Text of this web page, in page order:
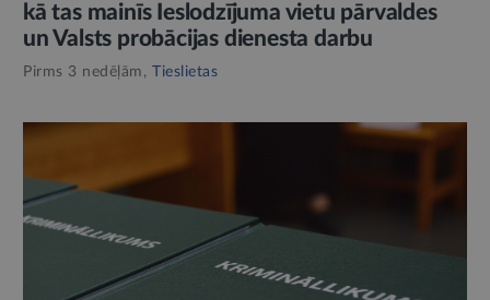
kā tas mainīs Ieslodzījuma vietu pārvaldes
un Valsts probācijas dienesta darbu
Pirms 3 nedēļām, Tieslietas